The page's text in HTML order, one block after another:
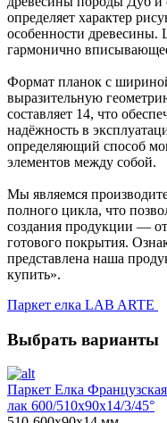
определяет характер
особенности
гармонично
Формат планок с
выразительную
составляет 14, что
надёжность в
определяющий способ
элементов между собой.
Мы являемся
полного цикла, что
создания продукции —
готового покрытия.
представлена наша
купить».
Паркет елка LAB ARTE
Выбрать варианты
Паркет Елка
лак 600/510х90х14/3/45°